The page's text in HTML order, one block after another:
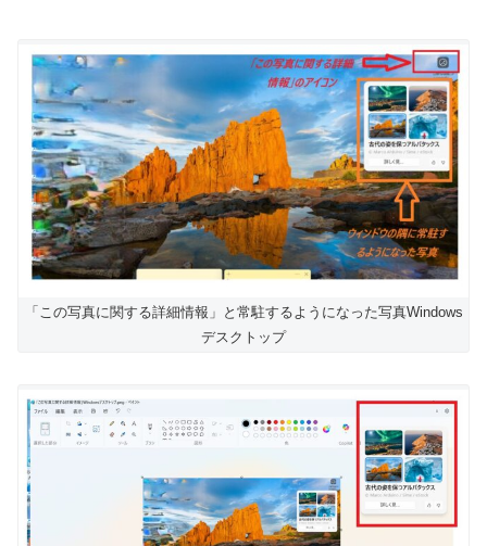
「この写真に関する詳細情報」と常駐するようになった写真Windows
デスクトップ